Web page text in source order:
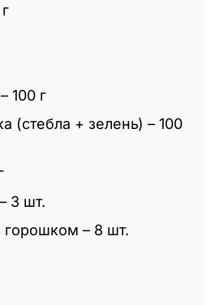
100 г
(стебла + зелень) – 100
3 шт.
– 8 шт.